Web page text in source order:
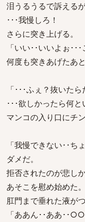
泪うるうるで訴える
･･･我慢しろ！
さらに突き上げる。
「いい･･いいよぉ･･
何度も突きあげたあ
「･･･ふぇ？抜いた
･･･欲しかったら何と
マンコの入り口にチ
「我慢できない･･ち
ダメだ。
拒否されたのが悲し
あそこを慰め始めた。
肛門まで垂れた液が
「ああん･･ああ･･